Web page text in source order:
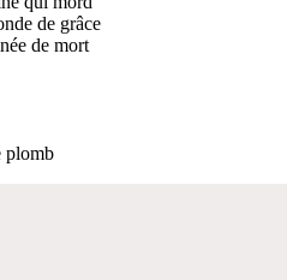
de grâce
de mort
plomb